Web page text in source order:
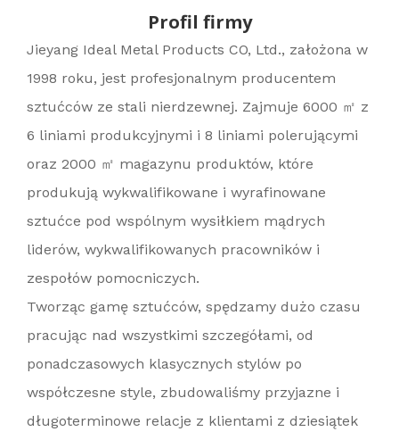
Profil firmy
Jieyang Ideal Metal Products CO, Ltd., założona w
1998 roku, jest profesjonalnym producentem
sztućców ze stali nierdzewnej. Zajmuje 6000 ㎡ z
6 liniami produkcyjnymi i 8 liniami polerującymi
oraz 2000 ㎡ magazynu produktów, które
produkują wykwalifikowane i wyrafinowane
sztućce pod wspólnym wysiłkiem mądrych
liderów, wykwalifikowanych pracowników i
zespołów pomocniczych.
Tworząc gamę sztućców, spędzamy dużo czasu
pracując nad wszystkimi szczegółami, od
ponadczasowych klasycznych stylów po
współczesne style, zbudowaliśmy przyjazne i
długoterminowe relacje z klientami z dziesiątek